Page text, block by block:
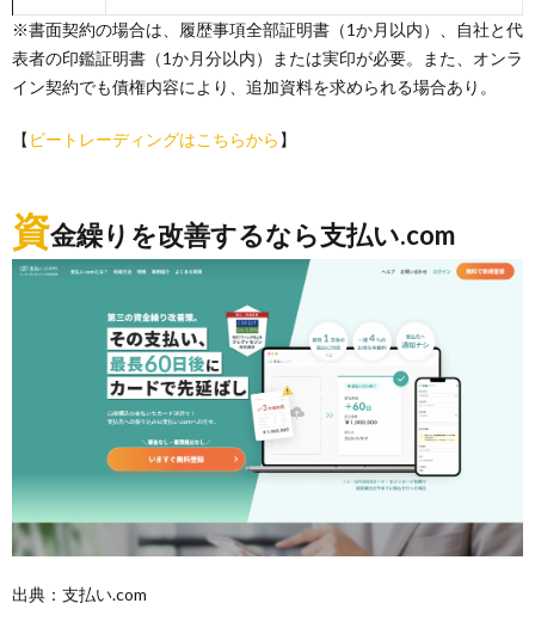
※書面契約の場合は、履歴事項全部証明書（1か月以内）、自社と代
表者の印鑑証明書（1か月分以内）または実印が必要。また、オンラ
イン契約でも債権内容により、追加資料を求められる場合あり。
【 ビートレーディングはこちらから 】
資金繰りを改善するなら支払い.com
出典：支払い.com